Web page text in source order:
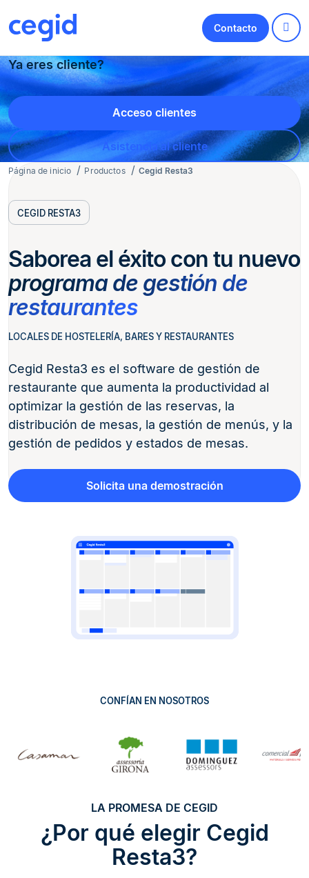
Contacto
Ya eres cliente?
Acceso clientes
Asistencia al cliente
Página de inicio Productos Cegid Resta3
CEGID RESTA3
Saborea el éxito con tu nuevo
programa de gestión de
restaurantes
LOCALES DE HOSTELERÍA, BARES Y RESTAURANTES
Cegid Resta3 es el software de gestión de
restaurante que aumenta la productividad al
optimizar la gestión de las reservas, la
distribución de mesas, la gestión de menús, y la
gestión de pedidos y estados de mesas.
Solicita una demostración
CONFÍAN EN NOSOTROS
LA PROMESA DE CEGID
¿Por qué elegir Cegid
Resta3?